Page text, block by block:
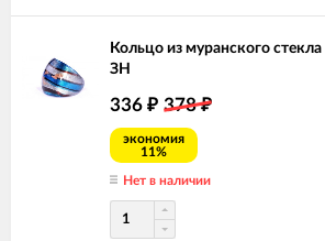
Кольцо из муранского
ЗН
336 ₽ 378₽
экономия
11%
Нет в наличии